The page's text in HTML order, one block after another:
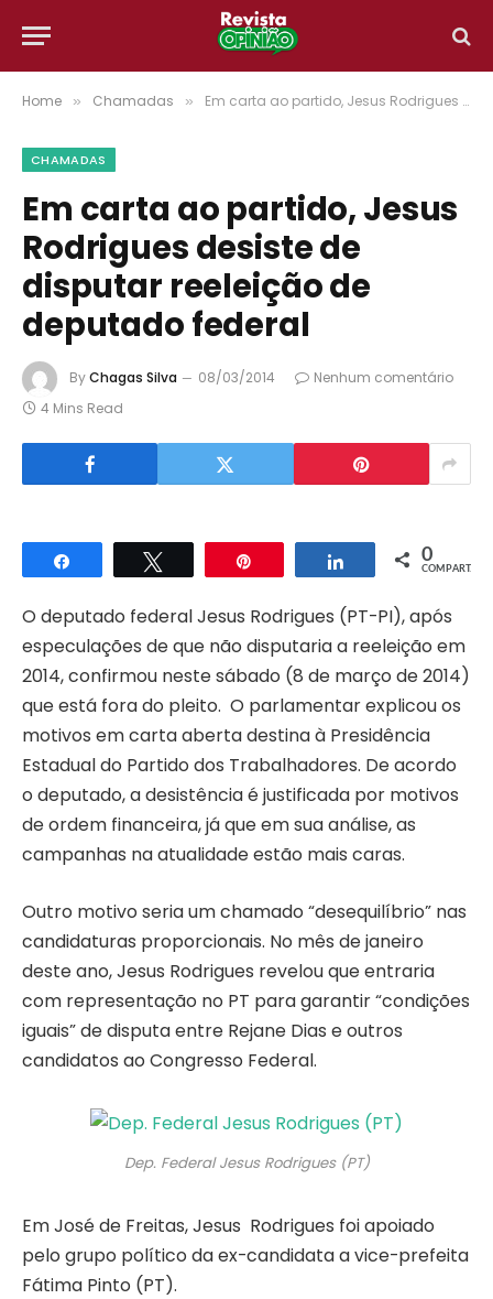
Home » Chamadas » Em carta ao partido, Jesus Rodrigues desiste de disputar reeleição de deputado federal
CHAMADAS
Em carta ao partido, Jesus
Rodrigues desiste de
disputar reeleição de
deputado federal
ByChagas Silva 08/03/2014
Nenhum comentário
4 Mins Read
Compartilhar Compartilhar
0
COMPART.
O deputado federal Jesus Rodrigues (PT-PI), após
especulações de que não disputaria a reeleição em
2014, confirmou neste sábado (8 de março de 2014)
que está fora do pleito. O parlamentar explicou os
motivos em carta aberta destina à Presidência
Estadual do Partido dos Trabalhadores. De acordo
o deputado, a desistência é justificada por motivos
de ordem financeira, já que em sua análise, as
campanhas na atualidade estão mais caras.
Outro motivo seria um chamado “desequilíbrio” nas
candidaturas proporcionais. No mês de janeiro
deste ano, Jesus Rodrigues revelou que entraria
com representação no PT para garantir “condições
iguais” de disputa entre Rejane Dias e outros
candidatos ao Congresso Federal.
Dep. Federal Jesus Rodrigues (PT)
Em José de Freitas, Jesus Rodrigues foi apoiado
pelo grupo político da ex-candidata a vice-prefeita
Fátima Pinto (PT).